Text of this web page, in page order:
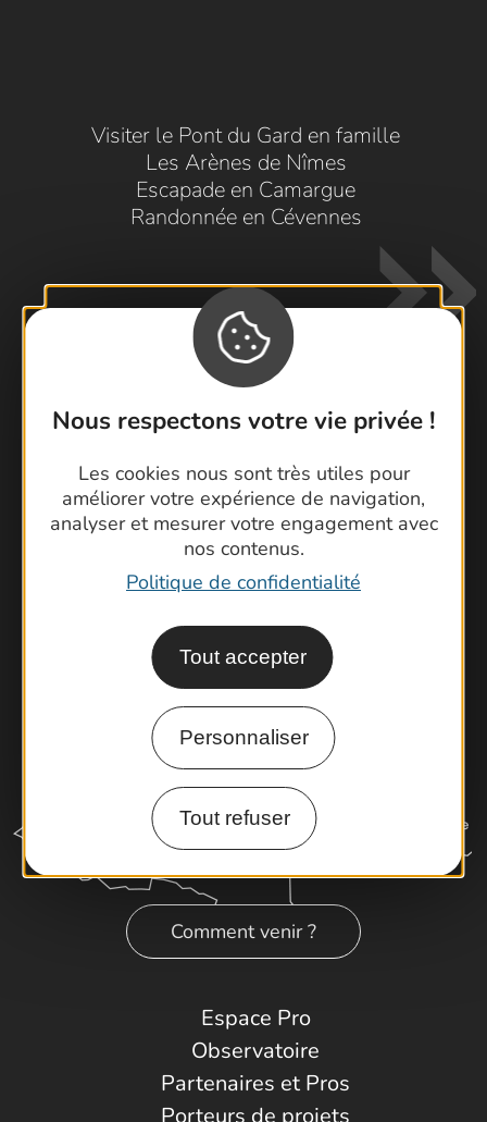
Nous respectons votre vie privée !
Les cookies nous sont très utiles pour
améliorer votre expérience de navigation,
analyser et mesurer votre engagement avec
nos contenus.
Politique de confidentialité
Tout accepter
Personnaliser
Tout refuser
Visiter le Pont du Gard en famille
Les Arènes de Nîmes
Escapade en Camargue
Randonnée en Cévennes
Foire aux questions
Brochures
Cartoguides et Topoguides
Latitude Gard
Comment venir ?
Espace Pro
Observatoire
Partenaires et Pros